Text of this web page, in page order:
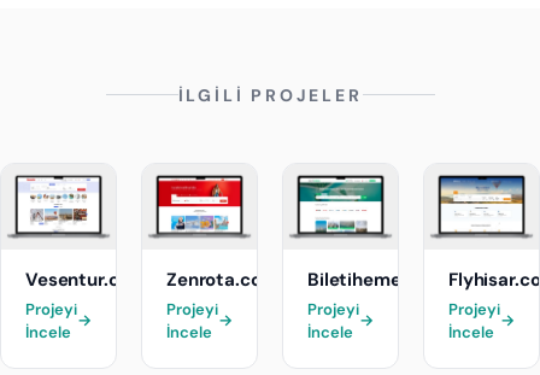
İLGİLİ PROJELER
Vesentur.com
Projeyi
İncele
→
Zenrota.com
Projeyi
İncele
→
Biletihemenal.com
Projeyi
İncele
→
Projeyi
İncele
→